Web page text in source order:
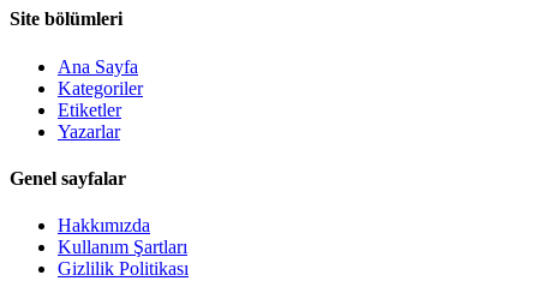
Site bölümleri
Ana Sayfa
Kategoriler
Etiketler
Yazarlar
Genel sayfalar
Hakkımızda
Kullanım Şartları
Gizlilik Politikası